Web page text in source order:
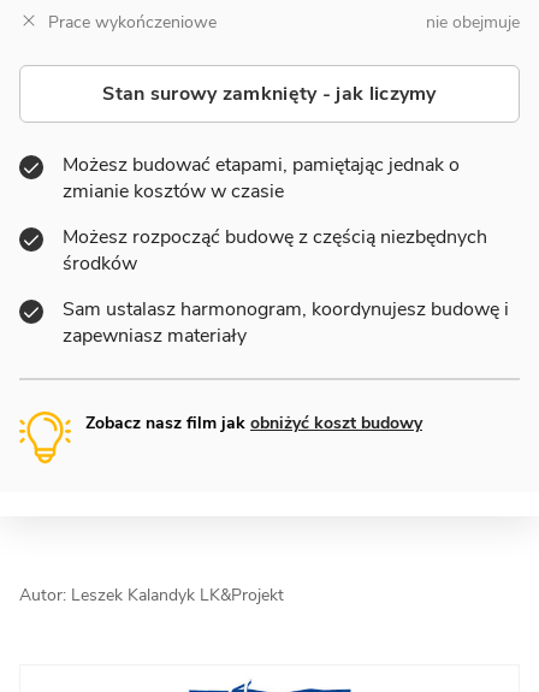
Prace wykończeniowe
nie obejmuje
Stan surowy zamknięty - jak liczymy
Możesz budować etapami, pamiętając jednak o
zmianie kosztów w czasie
Możesz rozpocząć budowę z częścią niezbędnych
środków
Sam ustalasz harmonogram, koordynujesz budowę i
zapewniasz materiały
Zobacz nasz film jak obniżyć koszt budowy
Autor: Leszek Kalandyk LK&Projekt